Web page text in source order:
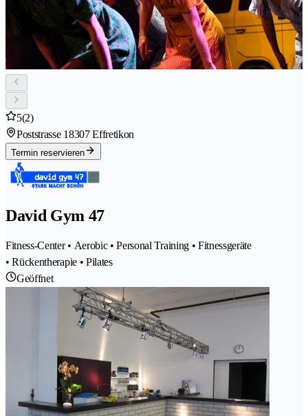
5(2)
Poststrasse 18307 Effretikon
Termin reservieren
David Gym 47
Fitness-Center • Aerobic • Personal Training • Fitnessgeräte
• Rückentherapie • Pilates
Geöffnet